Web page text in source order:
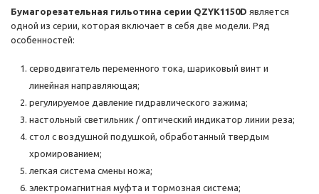
Бумагорезательная гильотина серии QZYK1150D является
одной из серии, которая включает в себя две модели. Ряд
особенностей:
серводвигатель переменного тока, шариковый винт и
линейная направляющая;
регулируемое давление гидравлического зажима;
настольный светильник / оптический индикатор линии реза;
стол с воздушной подушкой, обработанный твердым
хромированием;
легкая система смены ножа;
электромагнитная муфта и тормозная система;